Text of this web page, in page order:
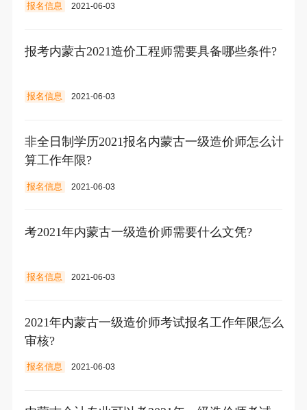
报名信息 2021-06-03
报考内蒙古2021造价工程师需要具备哪些条件?
报名信息 2021-06-03
非全日制学历2021报名内蒙古一级造价师怎么计
算工作年限?
报名信息 2021-06-03
考2021年内蒙古一级造价师需要什么文凭?
报名信息 2021-06-03
2021年内蒙古一级造价师考试报名工作年限怎么
审核?
报名信息 2021-06-03